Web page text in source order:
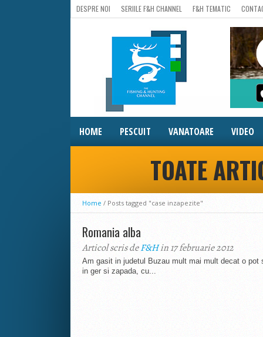
DESPRE NOI SERIILE F&H CHANNEL F&H TEMATIC
HOME PESCUIT VANATOARE VIDEO
TOATE
Home / Posts tagged "case inzapezite"
Romania alba
Articol scris deF&Hin 17 februarie 2012
Am gasit in judetul Buzau mult mai mult decat o
in ger si zapada, cu...